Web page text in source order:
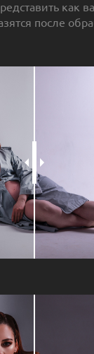
как
после